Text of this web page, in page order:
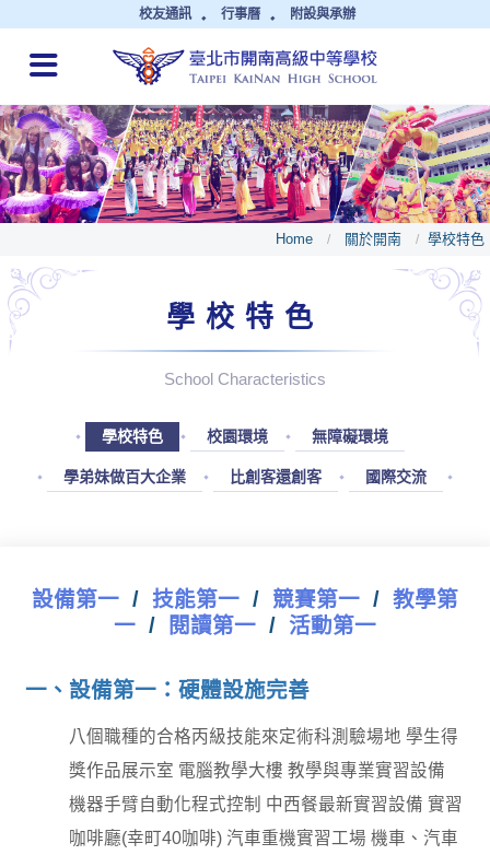
校友通訊 行事曆 附設與承辦
QUICK LINKS
Home / 關於開南 / 學校特色
學校特色
School Characteristics
學校特色 校園環境 無障礙環境
學弟妹做百大企業 比創客還創客 國際交流
設備第一 / 技能第一 / 競賽第一 / 教學第
一 / 閱讀第一 / 活動第一
一、設備第一：硬體設施完善
八個職種的合格丙級技能來定術科測驗場地 學生得
獎作品展示室 電腦教學大樓 教學與專業實習設備
機器手臂自動化程式控制 中西餐最新實習設備 實習
咖啡廳(幸町40咖啡) 汽車重機實習工場 機車、汽車